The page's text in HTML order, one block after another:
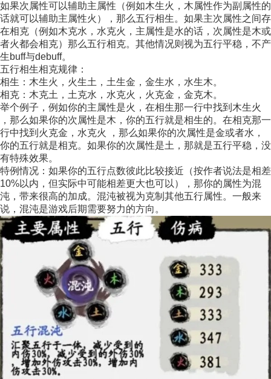
如果次属性可以辅助主属性（例如木生火，木属性作为副属性的
话就可以辅助主属性火），那么五行相生。如果主次属性之间存
在相克（例如木克水，水克火，主属性是水的话，次属性是木或
者火都会相克）那么五行相克。其他情况则视为五行平稳，不产
生buff与debuff。
五行相生相克规律：
相生：木生火，火生土，土生金，金生水，水生木。
相克：木克土，土克水，水克火，火克金，金克木。
举个例子，例如你的主属性是火，在相生那一行中找到木生火
，那么如果你的次属性是木，你的五行就是相生的。在相克那一
行中找到火克金，水克火 ，那么如果你的次属性是金或者水，
你的五行就是相克。如果你的次属性是土，那就是五行平稳，没
有特殊效果。
特例情况：如果你的五行点数彼此比较接近（按作者说法是相差
10%以内，但实际中可能相差更大也可以），那你的属性为混
沌，带来很高的加成。混沌被视为克制其他五行属性。一般来
说，混沌是游戏后期需要努力的方向。